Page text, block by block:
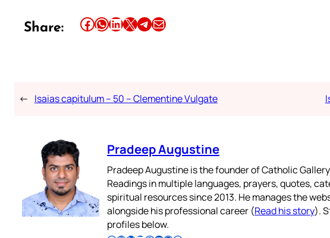
Share: Share this article on Facebook Share this article on WhatsApp Share this article on LinkedIn Share this article on X Share this article on TelegramEmail this Article
← Isaias capitulum – 50 – Clementine Vulgate
Pradeep Augustine
Pradeep Augustine is the founder of Catholic
Readings in multiple languages, prayers, quotes,
spiritual resources since 2013. He manages the
alongside his professional career (Read his story).
profiles below.